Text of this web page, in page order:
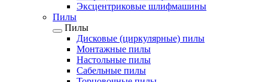
Эксцентриковые шлифмашины
Пилы
Пилы
Дисковые (циркулярные) пилы
Монтажные пилы
Настольные пилы
Сабельные пилы